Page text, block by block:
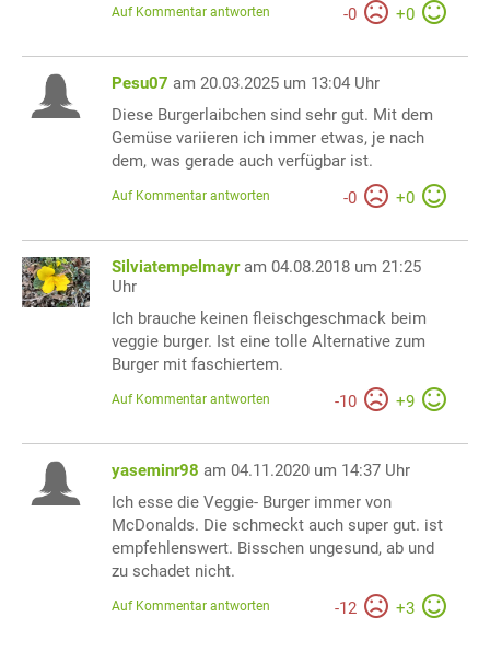
-0 +0
Auf Kommentar antworten
Pesu07 am 20.03.2025 um 13:04 Uhr
Diese Burgerlaibchen sind sehr gut. Mit dem
Gemüse variieren ich immer etwas, je nach
dem, was gerade auch verfügbar ist.
-0 +0
Auf Kommentar antworten
Silviatempelmayr am 04.08.2018 um 21:25
Uhr
Ich brauche keinen fleischgeschmack beim
veggie burger. Ist eine tolle Alternative zum
Burger mit faschiertem.
-10 +9
Auf Kommentar antworten
yaseminr98 am 04.11.2020 um 14:37 Uhr
Ich esse die Veggie- Burger immer von
McDonalds. Die schmeckt auch super gut. ist
empfehlenswert. Bisschen ungesund, ab und
zu schadet nicht.
-12 +3
Auf Kommentar antworten